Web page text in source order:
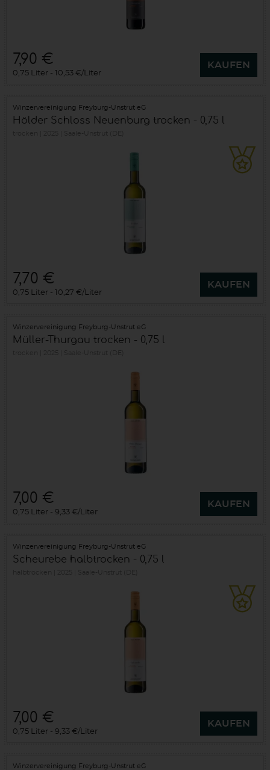
7,90 €
0,75 Liter 10,53 €/Liter
KAUFEN
Winzervereinigung Freyburg-Unstrut eG
Hölder Schloss Neuenburg trocken - 0,75 l
7,70 €
0,75 Liter 10,27 €/Liter
KAUFEN
Winzervereinigung Freyburg-Unstrut eG
Müller-Thurgau trocken - 0,75 l
7,00 €
0,75 Liter 9,33 €/Liter
KAUFEN
Winzervereinigung Freyburg-Unstrut eG
Scheurebe halbtrocken - 0,75 l
7,00 €
0,75 Liter 9,33 €/Liter
KAUFEN
Winzervereinigung Freyburg-Unstrut eG